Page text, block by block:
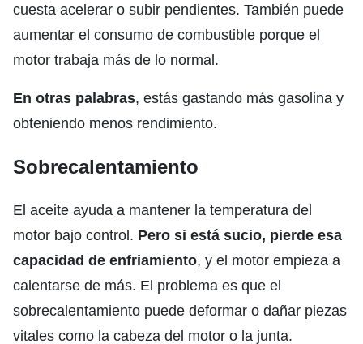
cuesta acelerar o subir pendientes. También puede
aumentar el consumo de combustible porque el
motor trabaja más de lo normal.
En otras palabras, estás gastando más gasolina y
obteniendo menos rendimiento.
Sobrecalentamiento
El aceite ayuda a mantener la temperatura del
motor bajo control. Pero si está sucio, pierde esa
capacidad de enfriamiento, y el motor empieza a
calentarse de más. El problema es que el
sobrecalentamiento puede deformar o dañar piezas
vitales como la cabeza del motor o la junta.